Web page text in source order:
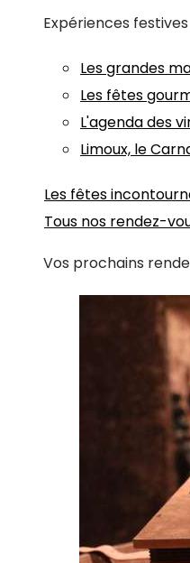
Expériences festives
Les grandes
Les fêtes
L'agenda des
Limoux, le
Les fêtes
Tous nos rendez-
Vos prochains